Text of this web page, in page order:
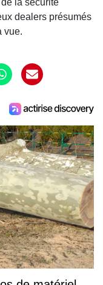
la sécurité
dealers présumés
vue.